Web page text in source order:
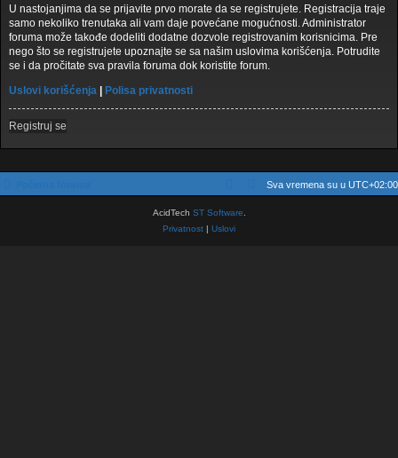
U nastojanjima da se prijavite prvo morate da se registrujete. Registracija traje
samo nekoliko trenutaka ali vam daje povećane mogućnosti. Administrator
foruma može takođe dodeliti dodatne dozvole registrovanim korisnicima. Pre
nego što se registrujete upoznajte se sa našim uslovima korišćenja. Potrudite
se i da pročitate sva pravila foruma dok koristite forum.
Uslovi korišćenja
Polisa privatnosti
Registruj se
Sva vremena su u UTC+02:00
AcidTech ST Software
Privatnost | Uslovi